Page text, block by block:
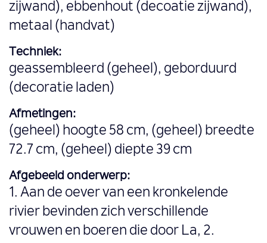
zijwand), ebbenhout (decoatie zijwand),
metaal (handvat)
Techniek:
geassembleerd (geheel), geborduurd
(decoratie laden)
Afmetingen:
(geheel) hoogte 58 cm, (geheel) breedte
72.7 cm, (geheel) diepte 39 cm
Afgebeeld onderwerp:
1. Aan de oever van een kronkelende
rivier bevinden zich verschillende
vrouwen en boeren die door La, 2.